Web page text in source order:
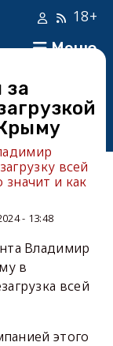
Меню
18+
за
всей
и как
- 13:48
Владимир
в
всей
этого